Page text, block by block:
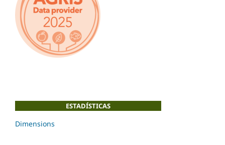
ESTADÍSTICAS
Dimensions